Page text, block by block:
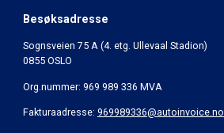
Besøksadresse
Sognsveien 75 A (4. etg. Ullevaal Stadion)
0855 OSLO
Org.nummer: 969 989 336 MVA
Fakturaadresse: 969989336@autoinvoice.no